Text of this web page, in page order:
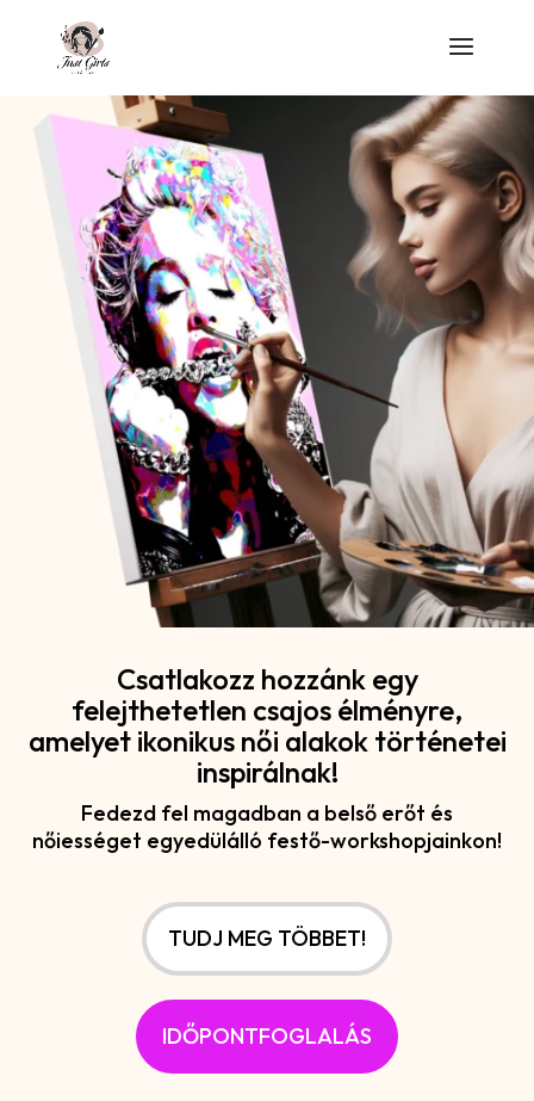
Csatlakozz hozzánk egy
felejthetetlen csajos élményre,
amelyet ikonikus női alakok történetei
inspirálnak!
Fedezd fel magadban a belső erőt és
nőiességet egyedülálló festő-workshopjainkon!
TUDJ MEG TÖBBET!
IDŐPONTFOGLALÁS